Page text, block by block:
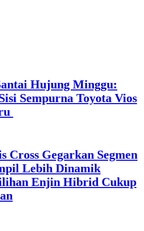
Hujung Minggu:
Sempurna Toyota Vios
Cross Gegarkan Segmen
Lebih Dinamik
Enjin Hibrid Cukup